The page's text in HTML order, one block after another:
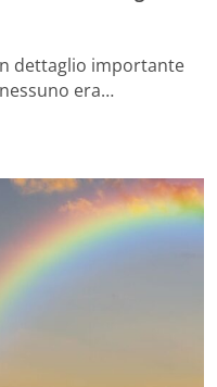
dettaglio importante
era…